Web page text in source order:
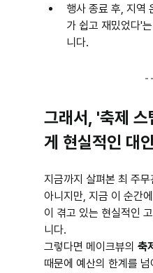
행사 종료 후, 지역
가 쉽고 재밌었다'
니다.
그래서, '축제
게 현실적인 대
지금까지 살펴본 최 주
아니지만, 지금 이 순간
이 겪고 있는 현실적인
니다.
그렇다면 메이크뷰의 축
때문에 예산의 한계를